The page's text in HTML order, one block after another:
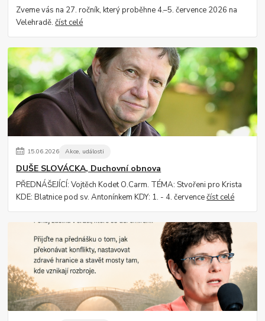
Zveme vás na 27. ročník, který proběhne 4.–5. července 2026 na
Velehradě.číst celé
15.06.2026 Akce, události
DUŠE SLOVÁCKA, Duchovní obnova
PŘEDNÁŠEJÍCÍ: Vojtěch Kodet O.Carm. TÉMA: Stvořeni pro Krista
KDE: Blatnice pod sv. Antonínkem KDY: 1. - 4. červencečíst celé